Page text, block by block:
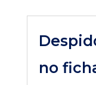
no